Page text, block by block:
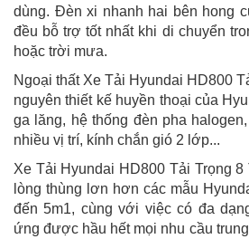
dùng. Đèn xi nhanh hai bên hong
đều bỗ trợ tốt nhất khi di chuyển
hoặc trời mưa.
Ngoại thất Xe Tải Hyundai HD800
nguyên thiết kế huyền thoại của
ga lăng, hệ thống đèn pha
nhiều vị trí, kính chắn gió 2 lớp...
Xe Tải Hyundai HD800 Tải Trọng
lòng thùng lơn hơn các mẫu
đến 5m1, cùng với việc có đa
ứng được hầu hết mọi nhu cầu